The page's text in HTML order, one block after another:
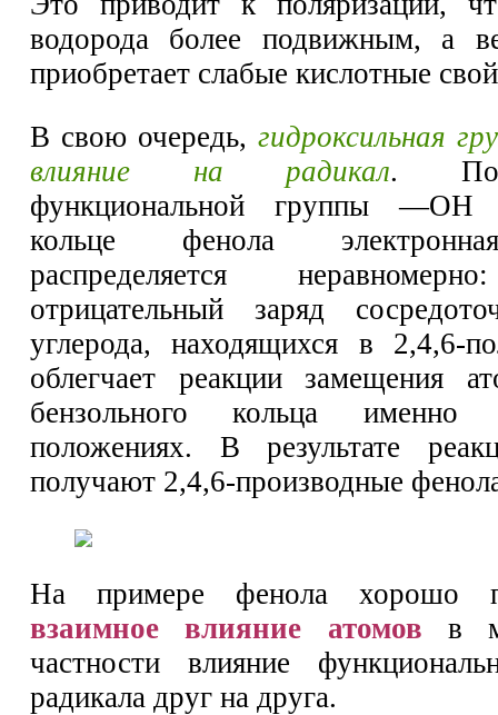
водорода более подвижным, а
приобретает слабые кислотные
В свою очередь, гидроксильная
влияние на радикал. Под
функциональной группы —ОН
кольце фенола
распределяется
отрицательный заряд
углерода, находящихся в 2,4,6-
облегчает реакции замещения
бензольного кольца
положениях. В результате
получают 2,4,6-производные
На примере фенола хорошо
взаимное влияние атомов в
частности влияние
радикала друг на друга.